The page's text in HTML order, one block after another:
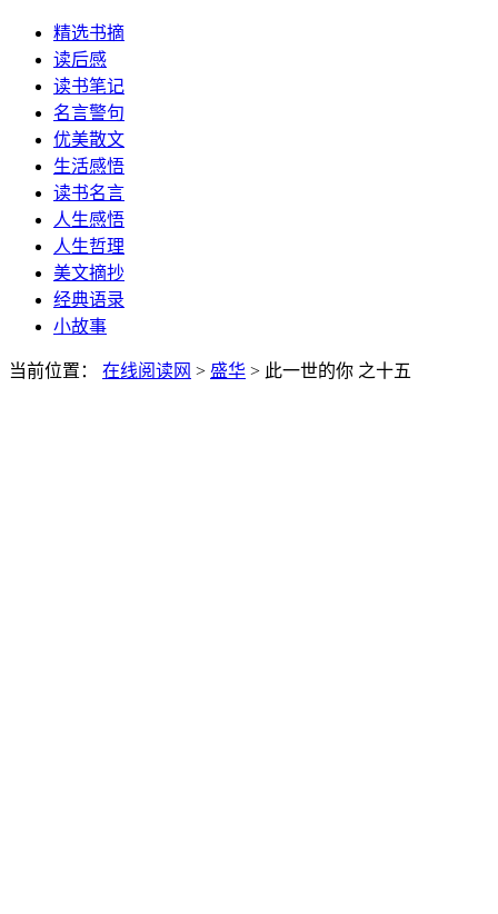
精选书摘
读后感
读书笔记
名言警句
优美散文
生活感悟
读书名言
人生感悟
人生哲理
美文摘抄
经典语录
小故事
当前位置： 在线阅读网 > 盛华 > 此一世的你 之十五